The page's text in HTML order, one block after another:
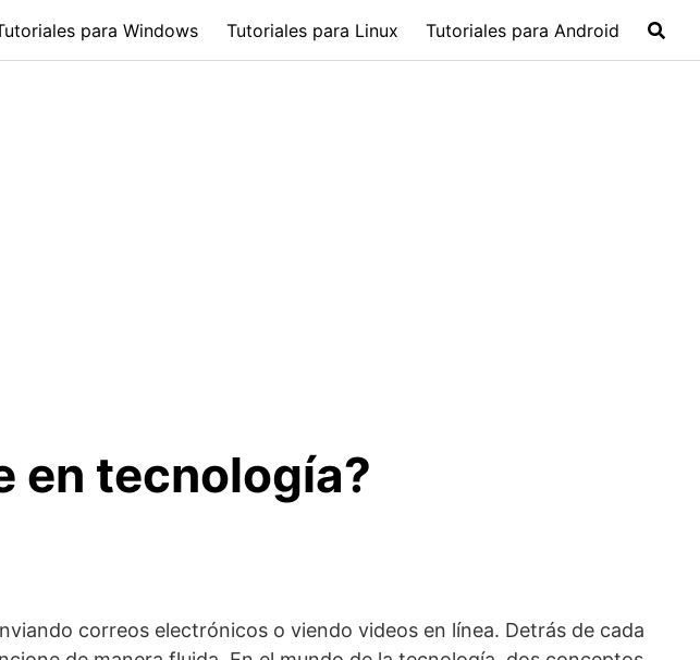
para Windows Tutoriales para Linux Tutoriales para Android
en tecnología?
correos electrónicos o viendo videos en línea. Detrás de cada